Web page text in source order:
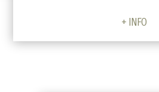
+ INFO